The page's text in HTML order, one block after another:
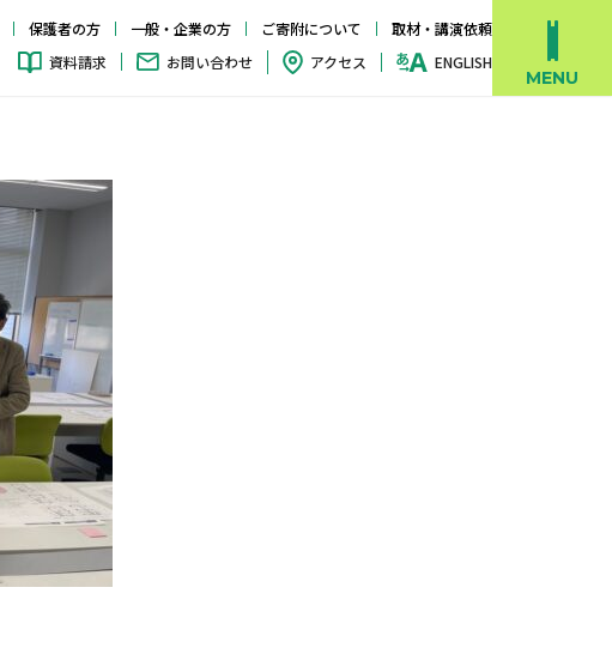
保護者の方 一般・企業の方 ご寄附について
取材・講演依頼
資料請求
お問い合わせ アクセス ENGLISH